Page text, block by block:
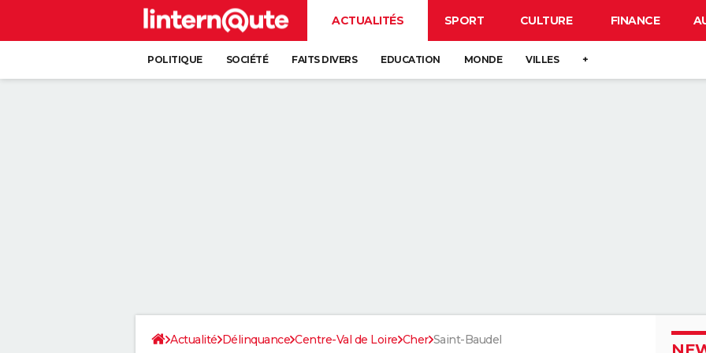
ACTUALITÉS SPORT CULTURE FINANCE
POLITIQUE SOCIÉTÉ FAITS DIVERS EDUCATION MONDE VILLES +
Actualité Délinquance Centre-Val de Loire Cher Saint-Baudel